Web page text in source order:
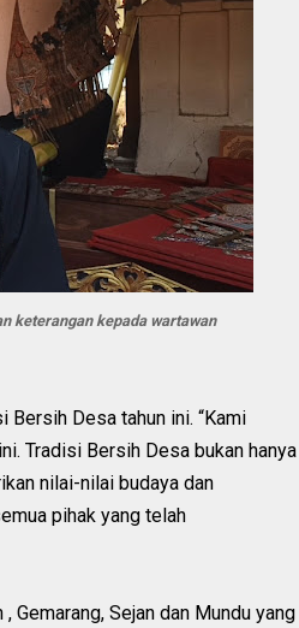
keterangan kepada wartawan
Desa tahun ini. “Kami
Tradisi Bersih Desa bukan hanya
nilai-nilai budaya dan
pihak yang telah
Gemarang, Sejan dan Mundu yang